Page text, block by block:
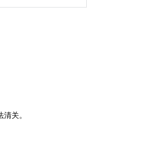
关。